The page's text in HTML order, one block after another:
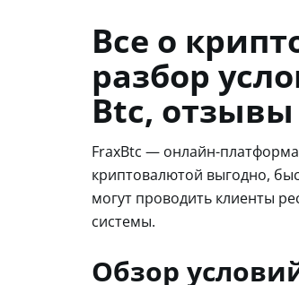
Все о
разбор
Btc, отзывы
FraxBtc — онлайн-
криптовалютой выгодно,
могут проводить клиенты
системы.
Обзор